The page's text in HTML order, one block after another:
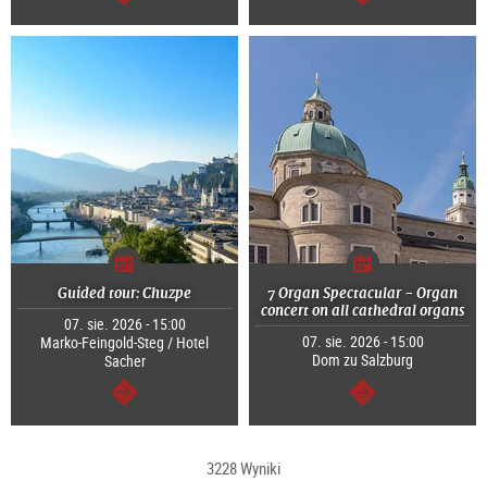
dalej dalej
Guided tour: Chuzpe
07. sie. 2026 - 15:00
Marko-Feingold-Steg / Hotel
Sacher
dalej
7 Organ Spectacular - Organ
concert on all cathedral organs
07. sie. 2026 - 15:00
Dom zu Salzburg
dalej
3228 Wyniki